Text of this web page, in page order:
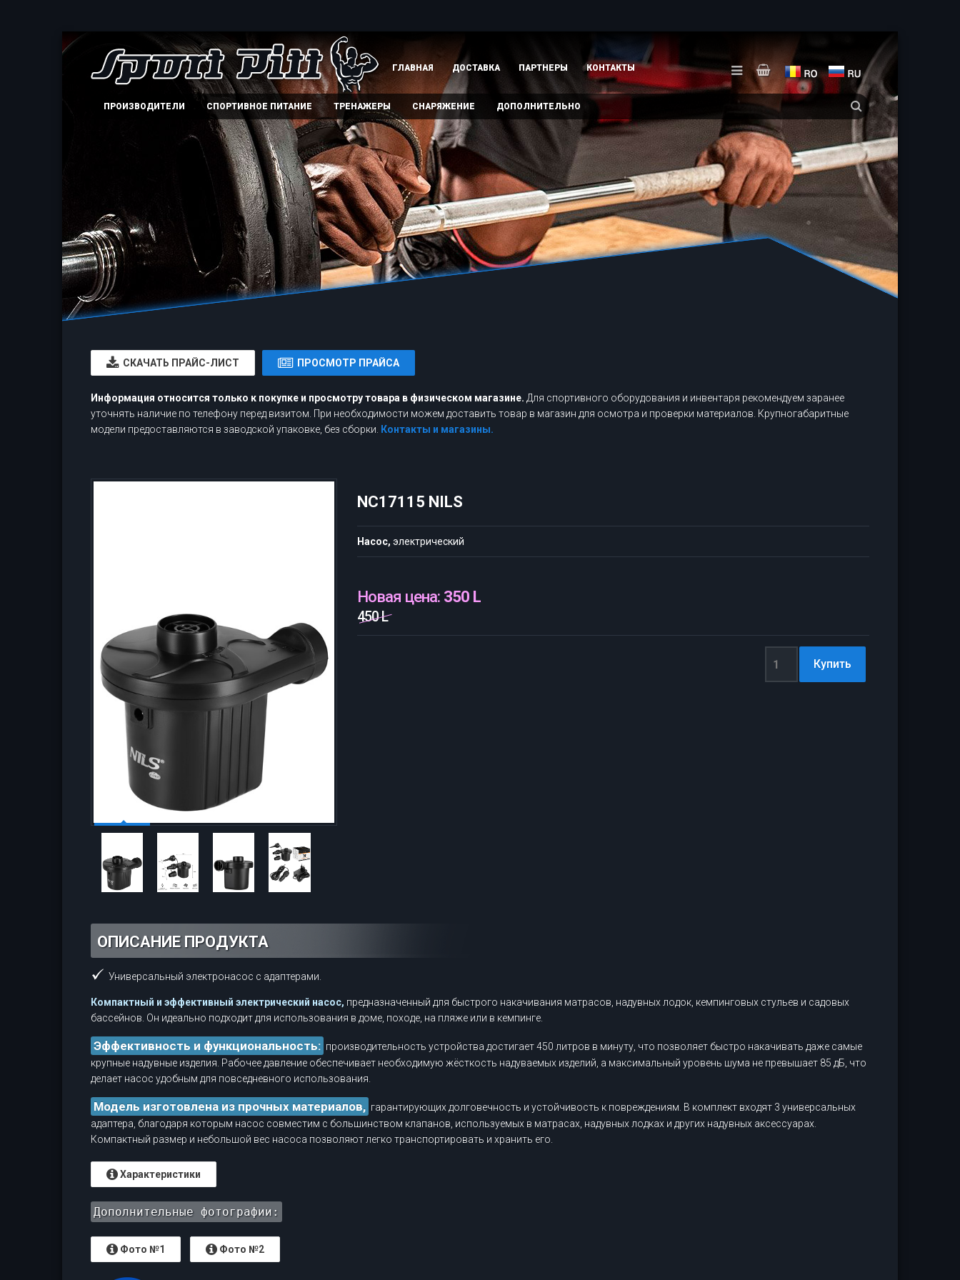
ГЛАВНАЯ ДОСТАВКА ПАРТНЕРЫ КОНТАКТЫ
ПРОИЗВОДИТЕЛИ СПОРТИВНОЕ ПИТАНИЕ ТРЕНАЖЕРЫ СНАРЯЖЕНИЕ ДОПОЛНИТЕЛЬНО
CКАЧАТЬ ПРАЙС-ЛИСТ ПРОСМОТР ПРАЙСА
Информация относится только к покупке и просмотру товара в физическом магазине. Для спортивного оборудования и инвентаря рекомендуем заранее
уточнять наличие по телефону перед визитом. При необходимости можем доставить товар в магазин для осмотра и проверки материалов. Крупногабаритные
модели предоставляются в заводской упаковке, без сборки.
Контакты и магазины.
NC17115 NILS
Насос, электрический
Новая цена: 350 L
450 L
ОПИСАНИЕ ПРОДУКТА
Универсальный электронасос с адаптерами.
Компактный и эффективный электрический насос, предназначенный для быстрого накачивания матрасов, надувных лодок, кемпинговых стульев и садовых
бассейнов. Он идеально подходит для использования в доме, походе, на пляже или в кемпинге.
Эффективность и функциональность: производительность устройства достигает 450 литров в минуту, что позволяет быстро накачивать даже самые
крупные надувные изделия. Рабочее давление обеспечивает необходимую жёсткость надуваемых изделий, а максимальный уровень шума не превышает 85 дБ, что
делает насос удобным для повседневного использования.
Модель изготовлена ​​из прочных материалов, гарантирующих долговечность и устойчивость к повреждениям. В комплект входят 3 универсальных
адаптера, благодаря которым насос совместим с большинством клапанов, используемых в матрасах, надувных лодках и других надувных аксессуарах.
Компактный размер и небольшой вес насоса позволяют легко транспортировать и хранить его.
Характеристики
Дополнительные фотографии:
Фото №1 Фото №2